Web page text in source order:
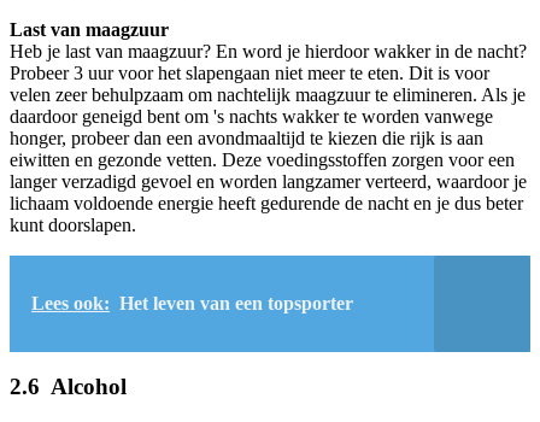
Last van maagzuur
Heb je last van maagzuur? En word je hierdoor wakker in de nacht?
Probeer 3 uur voor het slapengaan niet meer te eten. Dit is voor
velen zeer behulpzaam om nachtelijk maagzuur te elimineren. Als je
daardoor geneigd bent om 's nachts wakker te worden vanwege
honger, probeer dan een avondmaaltijd te kiezen die rijk is aan
eiwitten en gezonde vetten. Deze voedingsstoffen zorgen voor een
langer verzadigd gevoel en worden langzamer verteerd, waardoor je
lichaam voldoende energie heeft gedurende de nacht en je dus beter
kunt doorslapen.
Lees ook: Het leven van een topsporter
2.6 Alcohol